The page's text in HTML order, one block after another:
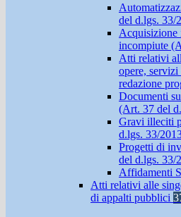
del d.lgs. 33/
Acquisizione
incompiute
Atti relativi
opere,
redazione
Documenti
(Art. 37 del
Gravi illeciti
d.lgs. 33/
Progetti di
del d.lgs. 33/
Affidamenti
Atti relativi alle
di appalti pubblici